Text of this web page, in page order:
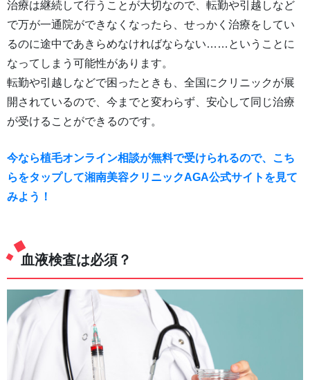
治療は継続して行うことが大切なので、転勤や引越しなど
で万が一通院ができなくなったら、せっかく治療をしてい
るのに途中であきらめなければならない……ということに
なってしまう可能性があります。
転勤や引越しなどで困ったときも、全国にクリニックが展
開されているので、今までと変わらず、安心して同じ治療
が受けることができるのです。
今なら植毛オンライン相談が無料で受けられるので、こち
らをタップして湘南美容クリニックAGA公式サイトを見て
みよう！
血液検査は必須？